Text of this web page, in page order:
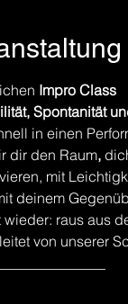
Impro Class
Spontanität
in einen
dir den Raum,
mit
deinem
raus aus
von unserer